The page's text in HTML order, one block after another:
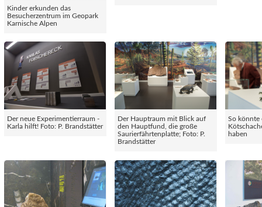
Kinder erkunden das
Besucherzentrum im Geopark
Karnische Alpen
Der neue Experimentierraum -
Karla hilft! Foto: P. Brandstätter
Der Hauptraum mit Blick auf
den Hauptfund, die große
Saurierfährtenplatte; Foto: P.
Brandstätter
So könnte
haben